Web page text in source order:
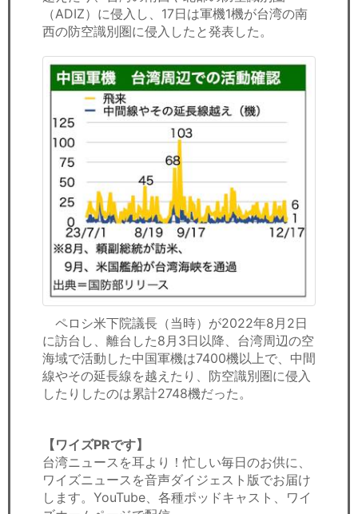
（ADIZ）に侵入し、17日は軍機1機が台湾の南
西の防空識別圏に侵入したと発表した。
ペロシ米下院議長（当時）が2022年8月2日
に訪台し、離台した8月3日以降、台湾周辺の空
海域で活動した中国軍機は7400機以上で、中間
線やその延長線を越えたり、防空識別圏に侵入
したりしたのは累計2748機だった。
【ワイズPRです】
台湾ニュースを耳より！忙しい毎日のお供に、
ワイズニュースを音声ダイジェスト版でお届け
します。YouTube、各種ポッドキャスト、ワイ